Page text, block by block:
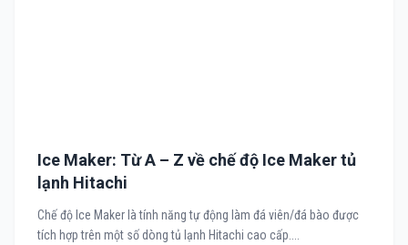
Ice Maker: Từ A – Z về chế độ Ice Maker tủ
lạnh Hitachi
Chế độ Ice Maker là tính năng tự động làm đá viên/đá bào được
tích hợp trên một số dòng tủ lạnh Hitachi cao cấp....